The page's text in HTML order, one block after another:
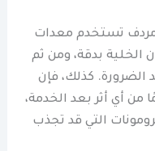
تستخدم معدات
الخلية بدقة، ومن ثم
الضرورة. كذلك، فإن
من أي أثر بعد الخدمة،
التي قد تجذب